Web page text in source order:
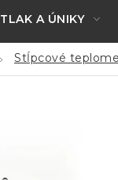
TLAK A ÚNIKY
Stĺpcové